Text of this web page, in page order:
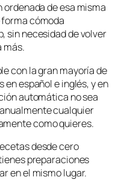
ordenada de esa misma
cómoda
sin necesidad de volver
más.
con la gran mayoría de
español e inglés, y en
automática no sea
cualquier
como quieres.
desde cero
preparaciones
en el mismo lugar.